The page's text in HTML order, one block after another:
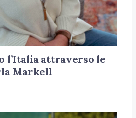
l’Italia attraverso le
Markell